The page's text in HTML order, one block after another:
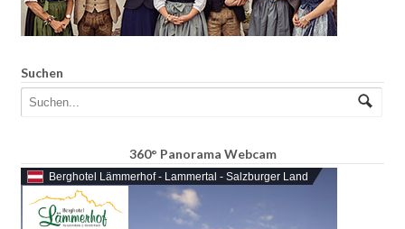
Suchen
360° Panorama Webcam
Berghotel Lämmerhof - Lammertal - Salzburger Land